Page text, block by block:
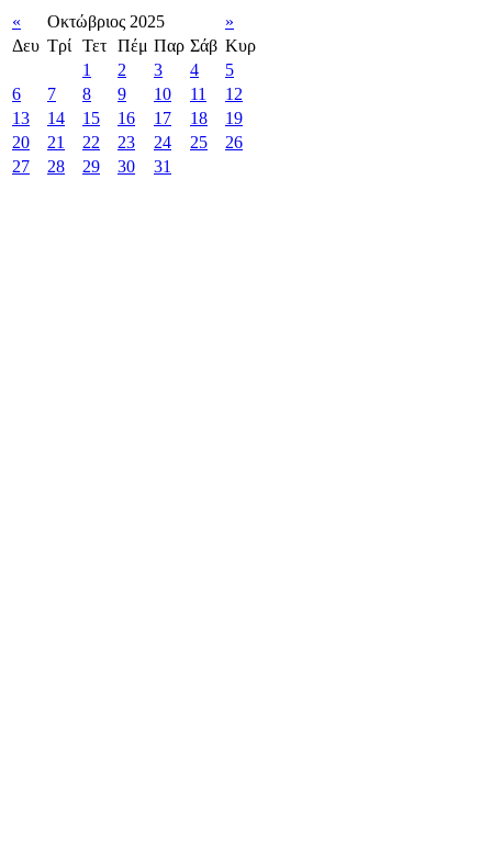
« Οκτώβριος 2025
»
Δευ Τρί Τετ Πέμ Παρ Σάβ Κυρ
1
2 3 4
5
6
7 8 9 10 11
12
13
14 15 16 17 18
19
20
21 22 23 24 25
26
27
28 29 30 31